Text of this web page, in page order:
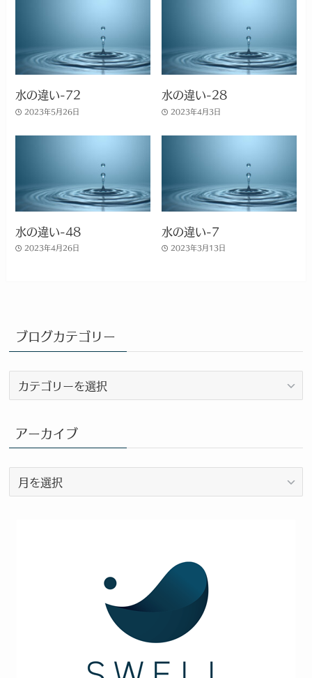
水の違い-72
2023年5月26日
水の違い-28
2023年4月3日
水の違い-48
2023年4月26日
水の違い-7
2023年3月13日
ブログカテゴリー
ロ
カ
テ
ゴ
リ
ー
アーカイブ
ー